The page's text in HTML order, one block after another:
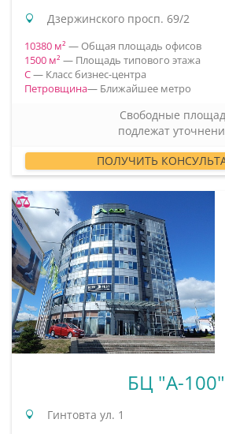
Дзержинского просп. 69/2
10380 м² — Общая площадь офисов
1500 м² — Площадь типового этажа
C— Класс бизнес-центра
Петровщина— Ближайшее метро
Свободные
подлежат
ПОЛУЧИТЬ
БЦ "А-100"
Гинтовта ул. 1